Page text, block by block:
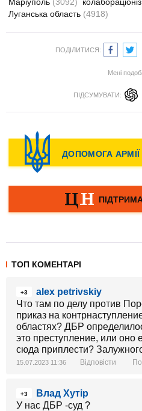
Луганська область (4918)
ПОДІЛИТИСЯ:
Мені
ПІДСУМУВАТИ:
ТОП КОМЕНТАРІ
+3
alex petrivskiy
Что там по делу против
приказ на
областях? ДБР
это преступление, или оно
сюда приплести?
15.07.2023 11:36 Відповісти
+3
Влад Хутір
У нас ДБР -суд ?